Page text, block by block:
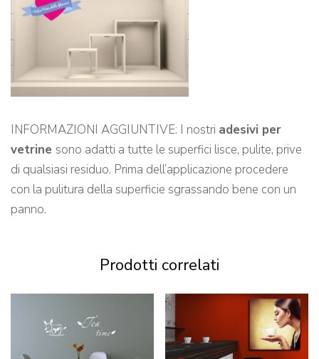
INFORMAZIONI AGGIUNTIVE: I nostri adesivi per
vetrine sono adatti a tutte le superfici lisce, pulite, prive
di qualsiasi residuo. Prima dell’applicazione procedere
con la pulitura della superficie sgrassando bene con un
panno.
Prodotti correlati